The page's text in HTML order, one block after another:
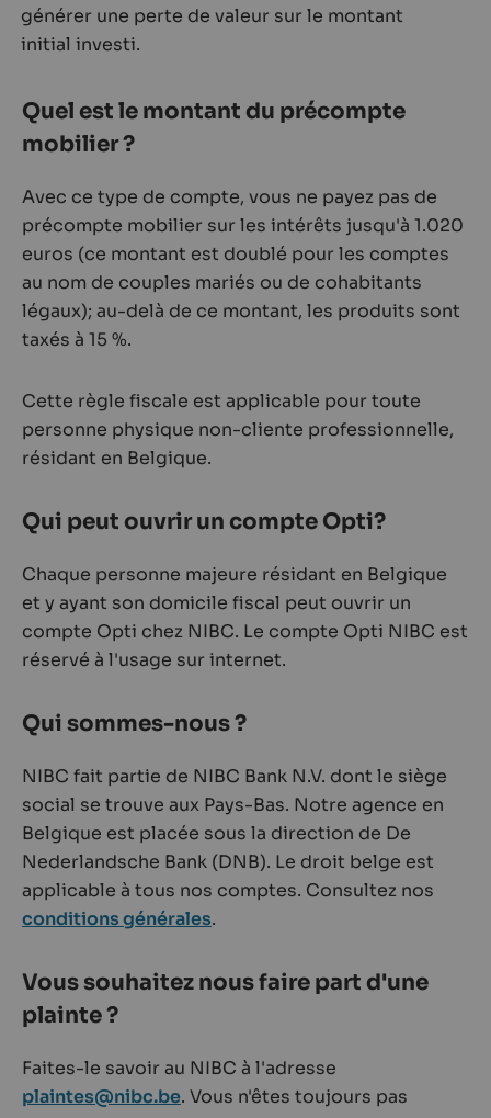
générer une perte de valeur sur le montant
initial investi.
Quel est le montant du précompte
mobilier ?
Avec ce type de compte, vous ne payez pas de
précompte mobilier sur les intérêts jusqu'à 1.020
euros (ce montant est doublé pour les comptes
au nom de couples mariés ou de cohabitants
légaux); au-delà de ce montant, les produits sont
taxés à 15 %.
Cette règle fiscale est applicable pour toute
personne physique non-cliente professionnelle,
résidant en Belgique.
Qui peut ouvrir un compte Opti?
Chaque personne majeure résidant en Belgique
et y ayant son domicile fiscal peut ouvrir un
compte Opti chez NIBC. Le compte Opti NIBC est
réservé à l'usage sur internet.
Qui sommes-nous ?
NIBC fait partie de NIBC Bank N.V. dont le siège
social se trouve aux Pays-Bas. Notre agence en
Belgique est placée sous la direction de De
Nederlandsche Bank (DNB). Le droit belge est
applicable à tous nos comptes. Consultez nos
conditions générales.
Vous souhaitez nous faire part d'une
plainte ?
Faites-le savoir au NIBC à l'adresse
plaintes@nibc.be. Vous n'êtes toujours pas